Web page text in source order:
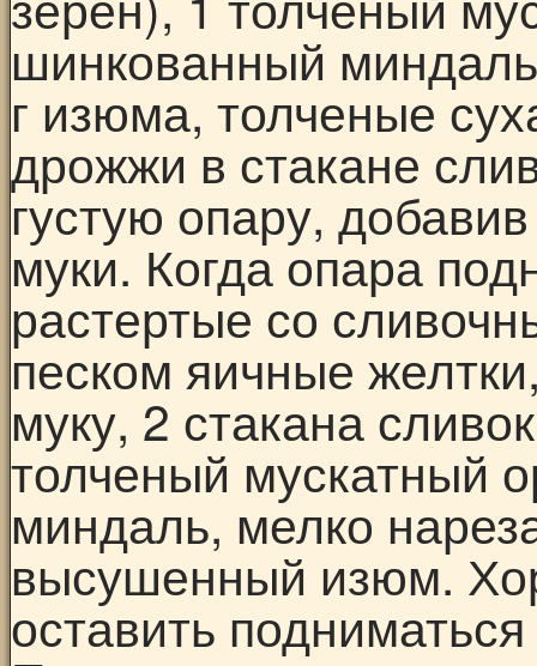
шинкованный
г изюма, толченые
дрожжи в стакане
густую опару,
муки. Когда опара
растертые со
песком яичные
муку, 2 стакана
толченый мускатный
миндаль, мелко
высушенный изюм.
оставить